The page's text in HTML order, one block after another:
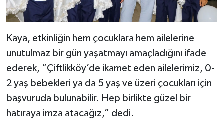
Kaya, etkinliğin hem çocuklara hem ailelerine
unutulmaz bir gün yaşatmayı amaçladığını ifade
ederek, “Çiftlikköy’de ikamet eden ailelerimiz, 0-
2 yaş bebekleri ya da 5 yaş ve üzeri çocukları için
başvuruda bulunabilir. Hep birlikte güzel bir
hatıraya imza atacağız,” dedi.